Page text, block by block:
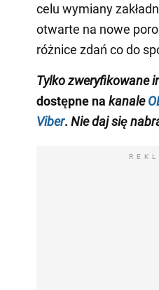
celu wymiany
otwarte na nowe
różnice zdań co do
Tylko zweryfikowane
dostępne na kanale
Viber. Nie daj się